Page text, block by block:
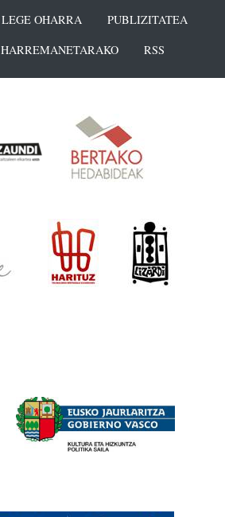
LEGE OHARRA
PUBLIZITATEA
HARREMANETARAKO RSS